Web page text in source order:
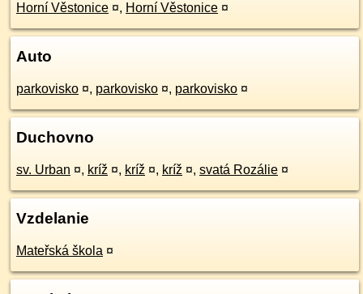
Horní Věstonice ¤, Horní Věstonice ¤
Auto
parkovisko ¤, parkovisko ¤, parkovisko ¤
Duchovno
sv. Urban ¤, kríž ¤, kríž ¤, kríž ¤, svatá Rozálie ¤
Vzdelanie
Mateřská škola ¤